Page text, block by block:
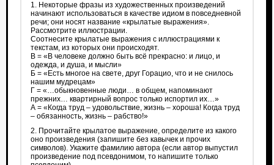
1. Некоторые фразы из художественных произведений
начинают использоваться в качестве идиом в повседневной
речи; они носят название «крылатые выражения».
Рассмотрите иллюстрации.
Соотнесите крылатые выражения с иллюстрациями к
текстам, из которых они происходят.
В = «В человеке должно быть всё прекрасно: и лицо, и
одежда, и душа, и мысли»
Б = «Есть многое на свете, друг Горацио, что и не снилось
нашим мудрецам»
Г = «…обыкновенные люди… в общем, напоминают
прежних… квартирный вопрос только испортил их…»
А = «Когда труд – удовольствие, жизнь – хороша! Когда труд
– обязанность, жизнь – рабство!»
2. Прочитайте крылатое выражение, определите из какого
оно произведения (запишите без кавычек и прочих
символов). Укажите фамилию автора (если автор выпустил
произведение под псевдонимом, то напишите только